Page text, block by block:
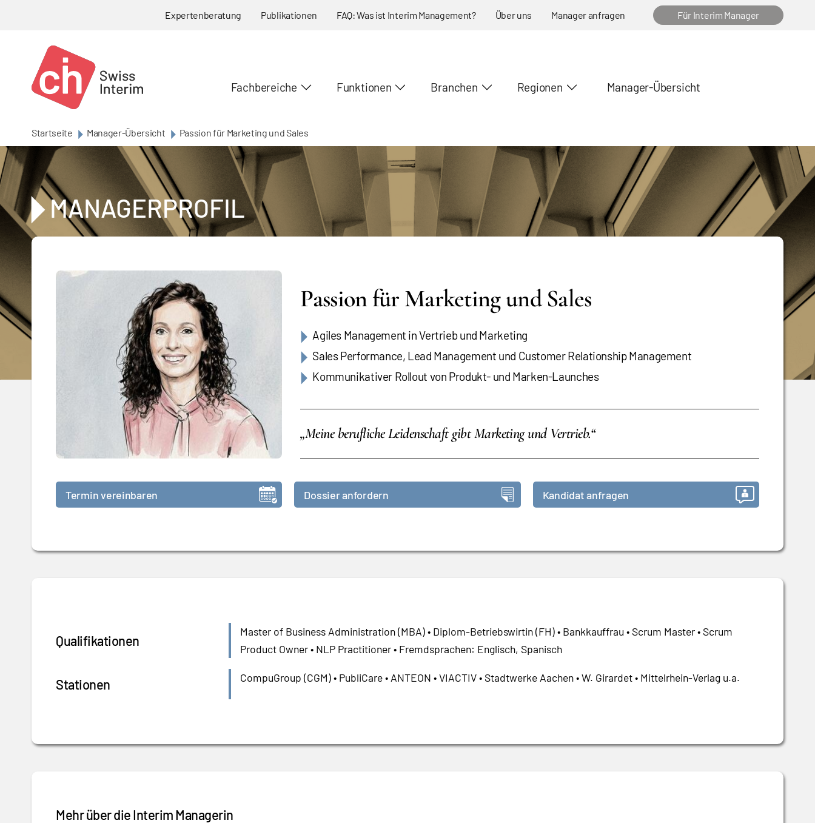
Expertenberatung Publikationen FAQ: Was ist Interim Management? Über uns Manager anfragen Für Interim Manager
Fachbereiche Funktionen Branchen Regionen Manager-Übersicht
Startseite Manager-Übersicht Passion für Marketing und Sales
MANAGERPROFIL
Passion für Marketing und Sales
Agiles Management in Vertrieb und Marketing
Sales Performance, Lead Management und Customer Relationship Management
Kommunikativer Rollout von Produkt- und Marken-Launches
„Meine berufliche Leidenschaft gibt Marketing und Vertrieb.“
Termin vereinbaren Dossier anfordern Kandidat anfragen
Qualifikationen
Master of Business Administration (MBA) • Diplom-Betriebswirtin (FH) • Bankkauffrau • Scrum Master • Scrum
Product Owner • NLP Practitioner • Fremdsprachen: Englisch, Spanisch
Stationen CompuGroup (CGM) • PubliCare • ANTEON • VIACTIV • Stadtwerke Aachen • W. Girardet • Mittelrhein-Verlag u.a.
Mehr über die Interim Managerin